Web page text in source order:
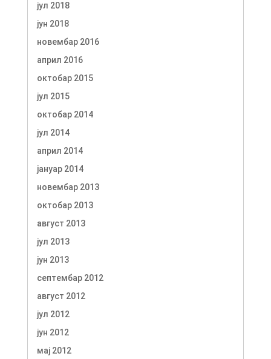
јул 2018
јун 2018
новембар 2016
април 2016
октобар 2015
јул 2015
октобар 2014
јул 2014
април 2014
јануар 2014
новембар 2013
октобар 2013
август 2013
јул 2013
јун 2013
септембар 2012
август 2012
јул 2012
јун 2012
мај 2012